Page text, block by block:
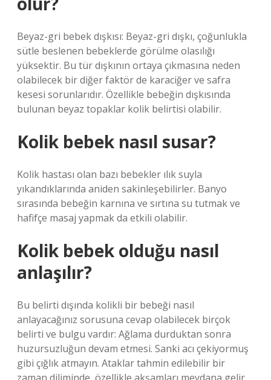
Beyaz-gri bebek dışkısı: Beyaz-gri dışkı, çoğunlukla
sütle beslenen bebeklerde görülme olasılığı
yüksektir. Bu tür dışkının ortaya çıkmasına neden
olabilecek bir diğer faktör de karaciğer ve safra
kesesi sorunlarıdır. Özellikle bebeğin dışkısında
bulunan beyaz topaklar kolik belirtisi olabilir.
Kolik bebek nasıl susar?
Kolik hastası olan bazı bebekler ılık suyla
yıkandıklarında aniden sakinleşebilirler. Banyo
sırasında bebeğin karnına ve sırtına su tutmak ve
hafifçe masaj yapmak da etkili olabilir.
Kolik bebek olduğu nasıl
anlaşılır?
Bu belirti dışında kolikli bir bebeği nasıl
anlayacağınız sorusuna cevap olabilecek birçok
belirti ve bulgu vardır: Ağlama durduktan sonra
huzursuzluğun devam etmesi. Sanki acı çekiyormuş
gibi çığlık atmayın. Ataklar tahmin edilebilir bir